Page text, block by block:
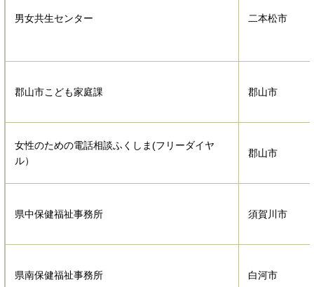
男女共生センター 二本松市
郡山市こども家庭課 郡山市
女性のための電話相談ふくしま(フリーダイヤ
ル）
郡山市
県中保健福祉事務所 須賀川市
県南保健福祉事務所 白河市